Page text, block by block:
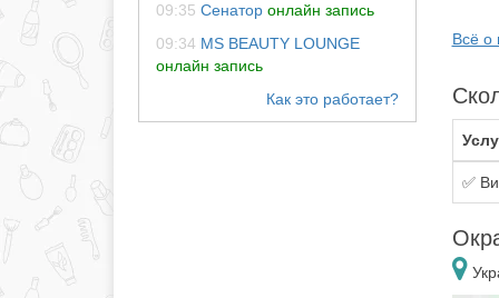
09:35 Сенатор онлайн запись
09:34 MS BEAUTY LOUNGE
онлайн запись
Всё о
✅